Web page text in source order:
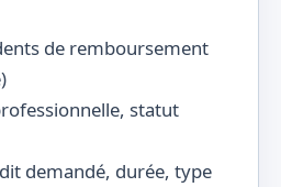
de remboursement
statut
demandé, durée, type